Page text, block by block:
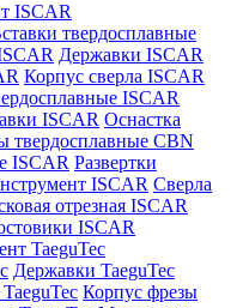
ISCAR
твердосплавные
Державки ISCAR
Корпус сверла ISCAR
ISCAR
ISCAR Оснастка
твердосплавные CBN
ISCAR Развертки
ISCAR Сверла
отрезная ISCAR
ISCAR
TaeguTec
Державки TaeguTec
Корпус фрезы